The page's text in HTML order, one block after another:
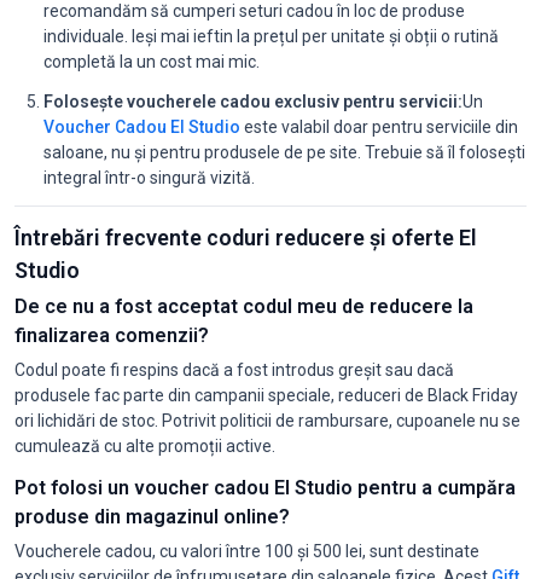
recomandăm să cumperi seturi cadou în loc de produse
individuale. Ieși mai ieftin la prețul per unitate și obții o rutină
completă la un cost mai mic.
Folosește voucherele cadou exclusiv pentru servicii:Un
Voucher Cadou El Studio este valabil doar pentru serviciile din
saloane, nu și pentru produsele de pe site. Trebuie să îl folosești
integral într-o singură vizită.
Întrebări frecvente coduri reducere și oferte El
Studio
De ce nu a fost acceptat codul meu de reducere la
finalizarea comenzii?
Codul poate fi respins dacă a fost introdus greșit sau dacă
produsele fac parte din campanii speciale, reduceri de Black Friday
ori lichidări de stoc. Potrivit politicii de rambursare, cupoanele nu se
cumulează cu alte promoții active.
Pot folosi un voucher cadou El Studio pentru a cumpăra
produse din magazinul online?
Voucherele cadou, cu valori între 100 și 500 lei, sunt destinate